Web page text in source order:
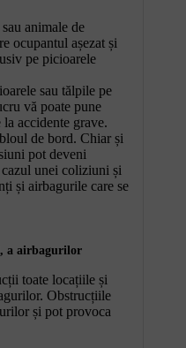
animale de
ocupantul așezat și
pe picioarele
sau tălpile pe
vă poate pune
accidente grave.
de bord. Chiar și
pot deveni
unei coliziuni și
și airbagurile care se
a airbagurilor
toate locațiile și
Obstrucțiile
și pot provoca